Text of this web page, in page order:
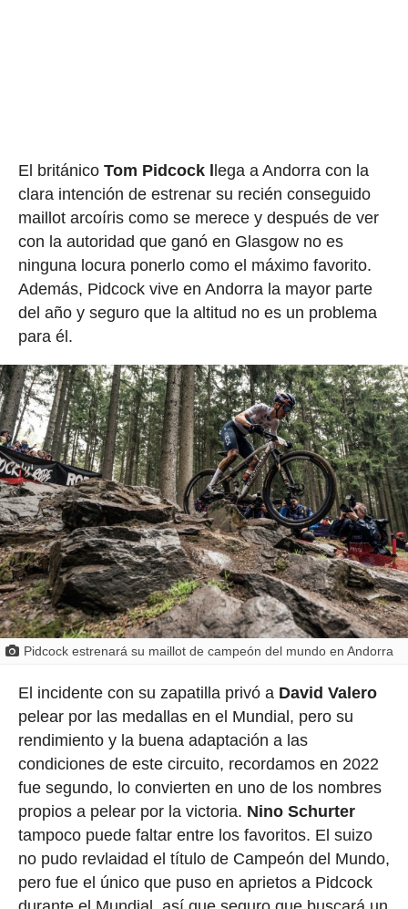
El británico Tom Pidcock l
lega a Andorra con la
clara intención de estrenar su recién conseguido
maillot arcoíris como se merece y después de ver
con la autoridad que ganó en Glasgow no es
ninguna locura ponerlo como el máximo favorito.
Además, Pidcock vive en Andorra la mayor parte
del año y seguro que la altitud no es un problema
para él.
Pidcock estrenará su maillot de campeón del mundo en Andorra
El incidente con su zapatilla privó a David Valero
pelear por las medallas en el Mundial, pero su
rendimiento y la buena adaptación a las
condiciones de este circuito, recordamos en 2022
fue segundo, lo convierten en uno de los nombres
propios a pelear por la victoria. Nino Schurter
tampoco puede faltar entre los favoritos. El suizo
no pudo revlaidad el título de Campeón del Mundo,
pero fue el único que puso en aprietos a Pidcock